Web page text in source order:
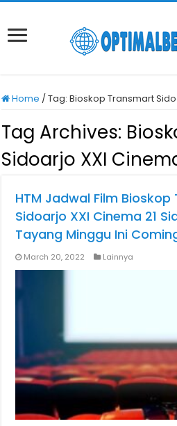
Home /Tag:Bioskop Transmart
Tag Archives:
Sidoarjo XXI
HTM Jadwal Film
Sidoarjo XXI Cinema 21
Tayang Minggu Ini
March 20, 2022 Lainnya